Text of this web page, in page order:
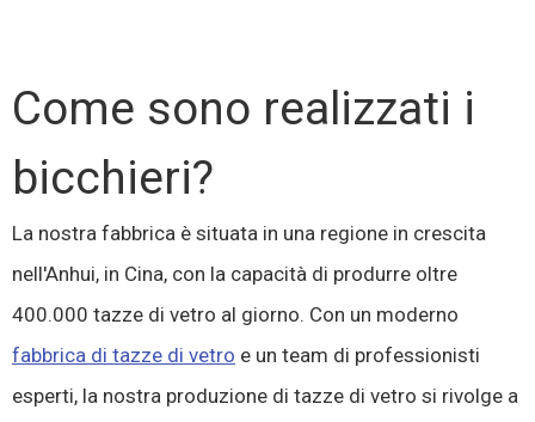
Come sono realizzati i
bicchieri?
La nostra fabbrica è situata in una regione in crescita
nell'Anhui, in Cina, con la capacità di produrre oltre
400.000 tazze di vetro al giorno. Con un moderno
fabbrica di tazze di vetro e un team di professionisti
esperti, la nostra produzione di tazze di vetro si rivolge a